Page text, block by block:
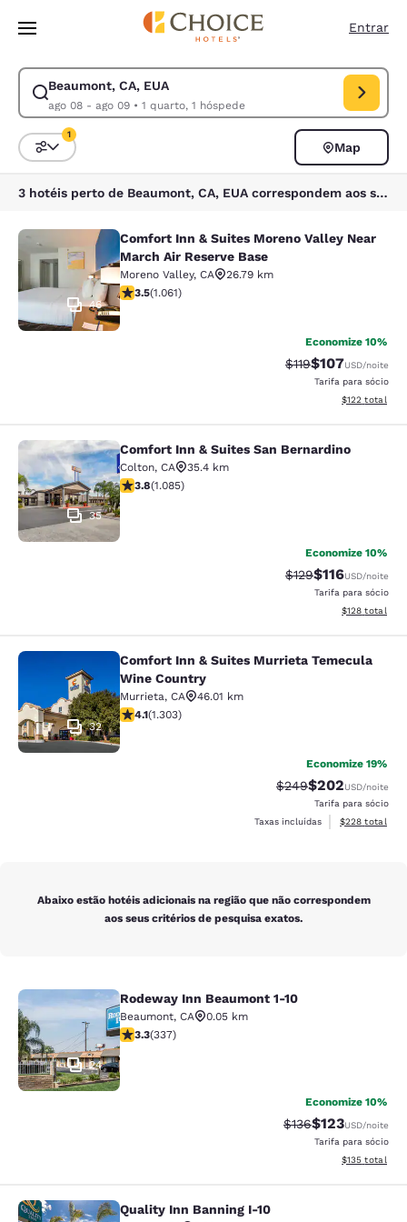
Pular Para Conteúdo Principal
Entrar
Beaumont, CA, EUA
ago 08 - ago 09• 1 quarto, 1 hóspede
Modificar pesquisa para Beaumont, CA, EUA. Data de check-in ago
Classificar e filtrar
1
Map
3 hotéis perto de Beaumont, CA, EUA correspondem aos seus filtros
Comfort Inn & Suites Moreno
46
Comfort Inn & Suites Moreno Valley Near
March Air Reserve Base
Moreno Valley, CA
26.79 km
classificação 3.54 estrelas. Bom. 1061 avaliações
3.5(1.061)
Economize 10%
Tarifa anterior
$119Tarifa com
$107USD/noite
Tarifa para sócio
Exibir
$122 total
Comfort Inn & Suites San
35
Comfort Inn & Suites San Bernardino
Colton, CA
35.4 km
classificação 3.82 estrelas. Bom. 1085 avaliações
3.8(1.085)
Economize 10%
Tarifa anterior
$129Tarifa com
$116USD/noite
Tarifa para sócio
Exibir
$128 total
Comfort Inn & Suites Murrieta
32
Comfort Inn & Suites Murrieta Temecula
Wine Country
Murrieta, CA
46.01 km
classificação 4.07 estrelas. Muito bom. 1303
4.1(1.303)
Economize 19%
Tarifa anterior
$249Tarifa com
$202USD/noite
Tarifa para sócio
Taxas incluídas
Exibir
$228 total
Abaixo estão hotéis adicionais na região que não correspondem
aos seus critérios de pesquisa exatos.
Rodeway Inn Beaumont 1-10
24
Rodeway Inn Beaumont 1-10
Beaumont, CA
0.05 km
classificação 3.26 estrelas. Bom. 337 avaliações
3.3(337)
Economize 10%
Tarifa anterior
$136Tarifa com
$123USD/noite
Tarifa para sócio
Exibir
$135 total
Quality Inn Banning I-10
Quality Inn Banning I-10